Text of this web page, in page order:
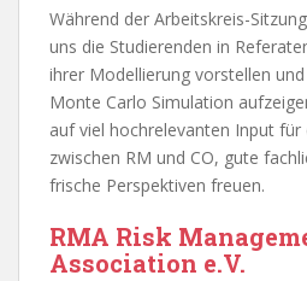
Während der Arbeitskreis-
uns die Studierenden in
ihrer Modellierung vorstellen
Monte Carlo Simulation
auf viel hochrelevanten Input für
zwischen RM und CO, gute
frische Perspektiven freuen.
RMA Risk
Association e.V.